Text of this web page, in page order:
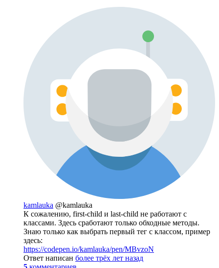
kamlauka @kamlauka
К сожалению, first-child и last-child не работают с
классами. Здесь сработают только обходные методы.
Знаю только как выбрать первый тег с классом, пример
здесь:
https://codepen.io/kamlauka/pen/MBvzoN
Ответ написан более трёх лет назад